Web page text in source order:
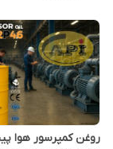
روغن کمپرسور هوا